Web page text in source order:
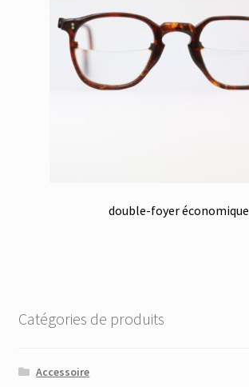
double-foyer économique
Catégories de produits
Accessoire